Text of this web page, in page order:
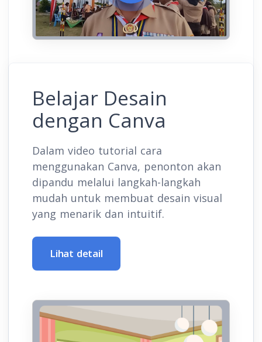
Belajar Desain
dengan Canva
Dalam video tutorial cara
menggunakan Canva, penonton akan
dipandu melalui langkah-langkah
mudah untuk membuat desain visual
yang menarik dan intuitif.
Lihat detail